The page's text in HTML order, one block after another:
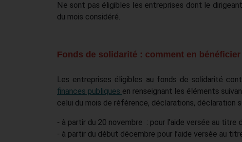
Ne sont pas éligibles les entreprises dont le
du mois considéré.
Fonds de solidarité : comment en bénéficier
Les entreprises éligibles au fonds de solidarité
finances publiques en renseignant les éléments
celui du mois de référence, déclarations, déclaration
- à partir du 20 novembre : pour l’aide versée au titre
- à partir du début décembre pour l’aide versée au